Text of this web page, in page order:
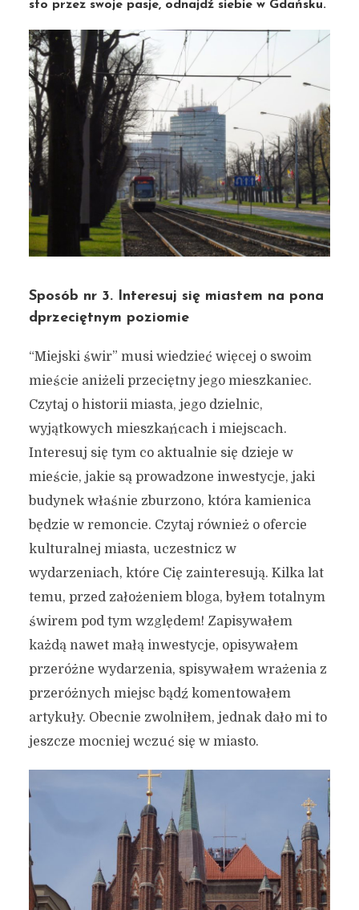
sto przez swoje pasje, odnajdź siebie w Gdańsku.
Sposób nr 3. Interesuj się miastem na pona
dprzeciętnym poziomie
“Miejski świr” musi wiedzieć więcej o swoim
mieście aniżeli przeciętny jego mieszkaniec.
Czytaj o historii miasta, jego dzielnic,
wyjątkowych mieszkańcach i miejscach.
Interesuj się tym co aktualnie się dzieje w
mieście, jakie są prowadzone inwestycje, jaki
budynek właśnie zburzono, która kamienica
będzie w remoncie. Czytaj również o ofercie
kulturalnej miasta, uczestnicz w
wydarzeniach, które Cię zainteresują. Kilka lat
temu, przed założeniem bloga, byłem totalnym
świrem pod tym względem! Zapisywałem
każdą nawet małą inwestycje, opisywałem
przeróżne wydarzenia, spisywałem wrażenia z
przeróżnych miejsc bądź komentowałem
artykuły. Obecnie zwolniłem, jednak dało mi to
jeszcze mocniej wczuć się w miasto.